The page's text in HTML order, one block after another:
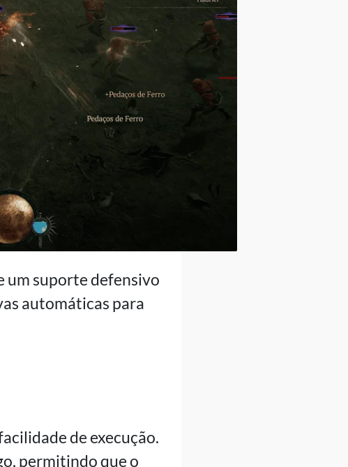
um suporte defensivo
automáticas para
de execução.
permitindo que o